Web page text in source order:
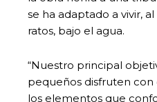
se ha adaptado a vivir,
ratos, bajo el agua.
“Nuestro principal
pequeños disfruten
los elementos que